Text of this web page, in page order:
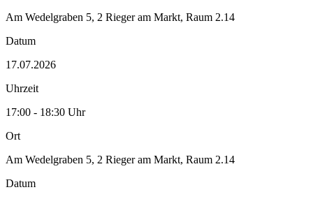
Am Wedelgraben 5, 2 Rieger am Markt, Raum 2.14
Datum
17.07.2026
Uhrzeit
17:00 - 18:30 Uhr
Ort
Am Wedelgraben 5, 2 Rieger am Markt, Raum 2.14
Datum